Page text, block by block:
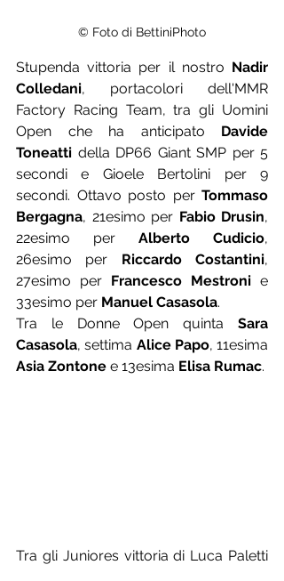
© Foto di BettiniPhoto
Stupenda vittoria per il nostro Nadir
Colledani, portacolori dell'MMR
Factory Racing Team, tra gli Uomini
Open che ha anticipato Davide
Toneatti della DP66 Giant SMP per 5
secondi e Gioele Bertolini per 9
secondi. Ottavo posto per Tommaso
Bergagna, 21esimo per Fabio Drusin,
22esimo per Alberto Cudicio,
26esimo per Riccardo Costantini,
27esimo per Francesco Mestroni e
33esimo per Manuel Casasola.
Tra le Donne Open quinta Sara
Casasola, settima Alice Papo
Asia Zontone e 13esima Elisa Rumac.
Tra gli Juniores vittoria di Luca Paletti